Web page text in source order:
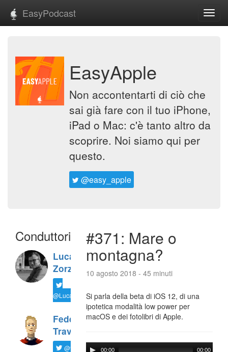
EasyPodcast
EasyApple
Non accontentarti di ciò che
sai già fare con il tuo iPhone,
iPad o Mac: c'è tanto altro da
scoprire. Noi siamo qui per
questo.
@easy_apple
Conduttori
Luca
Zorzi
@LucaTNT
Federico
Travaini
@ftrava
#371: Mare o
montagna?
10 agosto 2018 - 45 minuti
Si parla della beta di iOS 12, di una
ipotetica modalità low power per
macOS e dei fotolibri di Apple.
00:00 00:00